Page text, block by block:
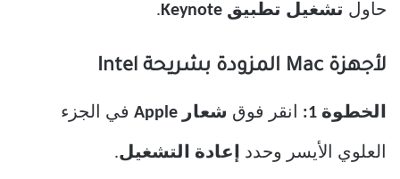
حاول تشغيل تطبيق Keynote .
لأجهزة Mac المزودة بشريحة Intel
الخطوة 1: انقر فوق شعار Apple في الجزء
العلوي الأيسر وحدد إعادة التشغيل.